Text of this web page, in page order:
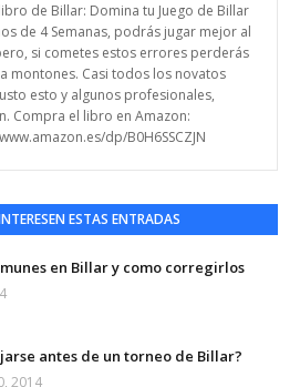
de Billar: Domina tu Juego de Billar
de 4 Semanas, podrás jugar mejor al
si cometes estos errores perderás
montones. Casi todos los novatos
esto y algunos profesionales,
Compra el libro en Amazon:
dp/B0H6SSCZJN
ESTAS ENTRADAS
en Billar y como corregirlos
antes de un torneo de Billar?
2014